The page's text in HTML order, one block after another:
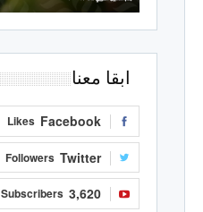
ابقا معنا
Facebook
Likes
Twitter
Followers
3,620
Subscribers